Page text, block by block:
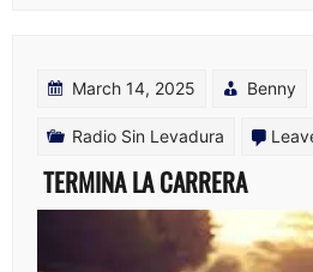
March 14, 2025 Benny
Radio Sin Levadura
TERMINA LA CARRERA